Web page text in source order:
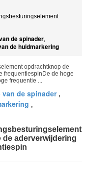
de spinader,
de huidmarkering
opdrachtknop de
frequentiespinDe de hoge
frequentie ...
van de spinader,
,
aderverwijdering